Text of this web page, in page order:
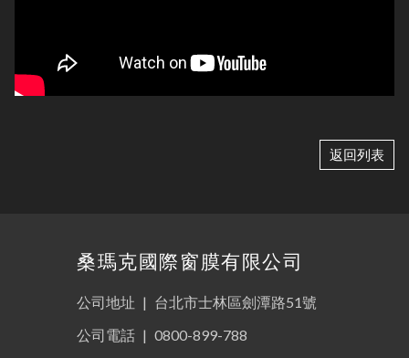
返回列表
桑瑪克國際窗膜有限公司
公司地址 | 台北市士林區劍潭路51號
公司電話 | 0800-899-788